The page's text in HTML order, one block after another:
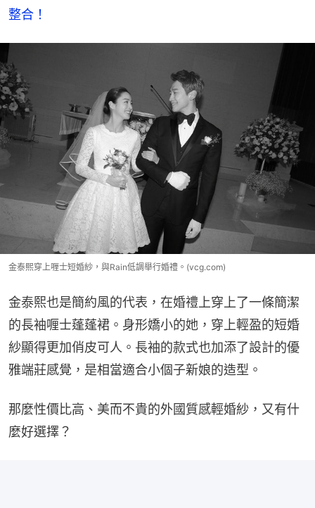
整合！
金泰熙穿上喱士短婚紗，與Rain低調舉行婚禮。(vcg.com)
金泰熙也是簡約風的代表，在婚禮上穿上了一條簡潔
的長袖喱士蓬蓬裙。身形嬌小的她，穿上輕盈的短婚
紗顯得更加俏皮可人。長袖的款式也加添了設計的優
雅端莊感覺，是相當適合小個子新娘的造型。
那麼性價比高、美而不貴的外國質感輕婚紗，又有什
麼好選擇？